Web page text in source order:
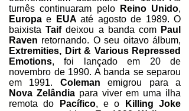
turnês continuaram pelo
Reino Unido,
Europae EUAaté agosto de 1989. O
baixistaTaifdeixou a banda com Paul
Raven retornando. O seu oitavo álbum,
Extremities, Dirt & Various Repressed
Emotions, foi lançado em 20 de
novembro de 1990. A banda se separou
em 1991. Coleman emigrou para a
Nova Zelândiapara viver em uma ilha
remota do
Pacífico, e o
Killing Joke